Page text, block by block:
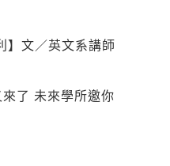
】文／英文系講師
了 未來學所邀你